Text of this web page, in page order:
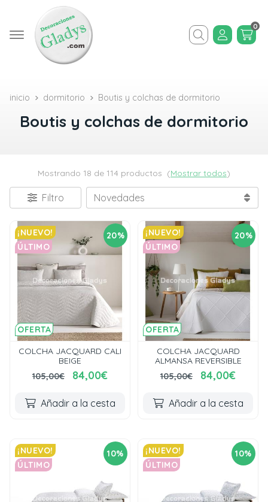
Buscar
0
inicio dormitorio Boutis y colchas de dormitorio
Boutis y colchas de dormitorio
Mostrando 18 de 114 productos (Mostrar todos)
Filtro
20%
OFERTA
¡NUEVO!
ÚLTIMO
COLCHA JACQUARD CALI
BEIGE
105,00€
84,00€
Añadir a la cesta
20%
OFERTA
¡NUEVO!
ÚLTIMO
COLCHA JACQUARD
ALMANSA REVERSIBLE
105,00€
84,00€
Añadir a la cesta
10%
¡NUEVO!
ÚLTIMO
10%
¡NUEVO!
ÚLTIMO